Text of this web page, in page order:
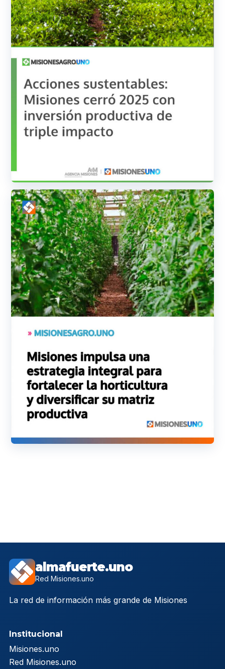
almafuerte.uno
Red Misiones.uno
La red de información más grande de Misiones
Institucional
Misiones.uno
Red Misiones.uno